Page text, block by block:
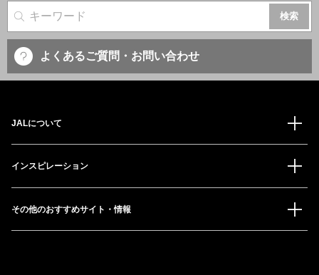
サイト内検索
よくあるご質問・お問い合わせ
JALについて
インスピレーション
その他のおすすめサイト・情報